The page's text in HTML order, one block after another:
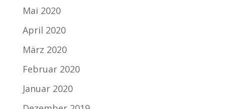
Mai 2020
April 2020
März 2020
Februar 2020
Januar 2020